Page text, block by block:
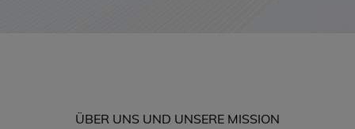
ÜBER UNS UND UNSERE MISSION